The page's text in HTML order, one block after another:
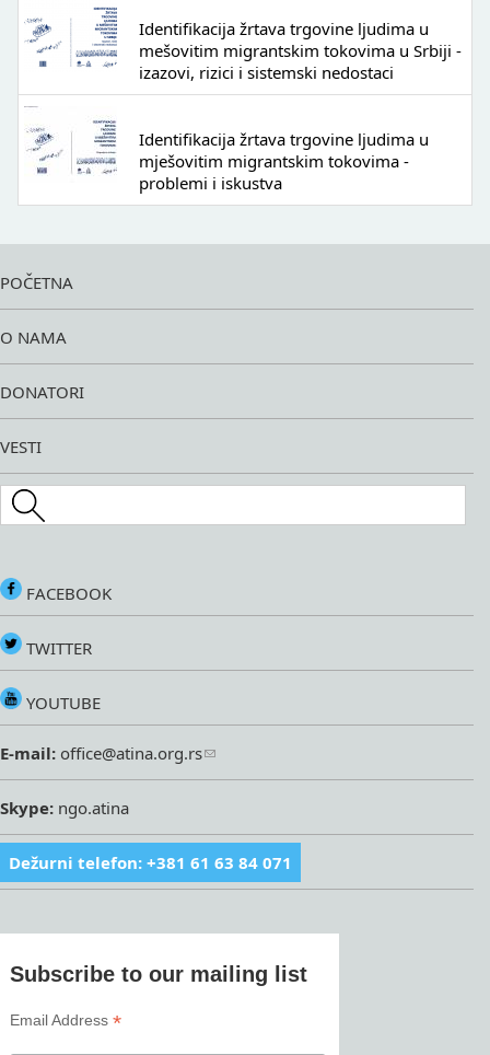
Identifikacija žrtava trgovine ljudima u
mešovitim migrantskim tokovima u Srbiji -
izazovi, rizici i sistemski nedostaci
Identifikacija žrtava trgovine ljudima u
mješovitim migrantskim tokovima -
problemi i iskustva
POČETNA
O NAMA
DONATORI
VESTI
Search this site
FACEBOOK
TWITTER
YOUTUBE
E-mail: office@atina.org.rs
Skype: ngo.atina
Dežurni telefon: +381 61 63 84 071
Subscribe to our mailing list
Email Address*